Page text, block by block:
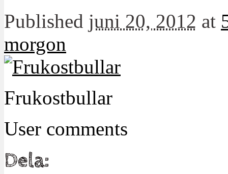
Published juni 20, 2012 at
morgon
Frukostbullar
User comments
Dela: